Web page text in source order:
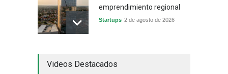
emprendimiento regional
Startups 2 de agosto de 2026
industrial y el golpe puede
Videos Destacados